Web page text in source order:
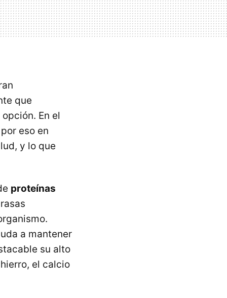
que
En el
eso en
y lo que
proteínas
a mantener
su alto
el calcio